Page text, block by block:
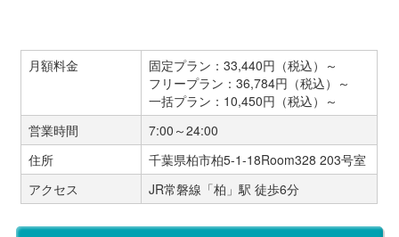
月額料金
固定プラン：33,440円（税込）～
フリープラン：36,784円（税込）～
一括プラン：10,450円（税込）～
営業時間
7:00～24:00
住所
千葉県柏市柏5-1-18Room328 203号室
アクセス
JR常磐線「柏」駅 徒歩6分